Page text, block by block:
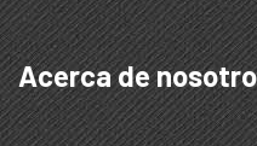
Acerca de